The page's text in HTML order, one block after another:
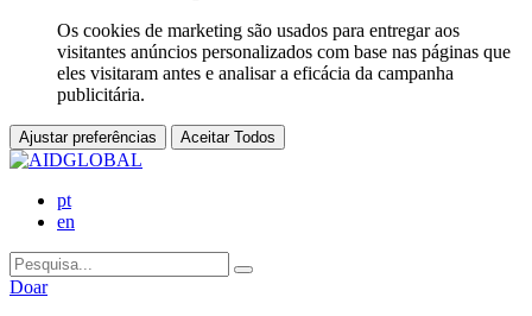
Os cookies de marketing são usados para entregar aos
visitantes anúncios personalizados com base nas páginas que
eles visitaram antes e analisar a eficácia da campanha
publicitária.
Ajustar preferências Aceitar Todos
pt
en
Doar